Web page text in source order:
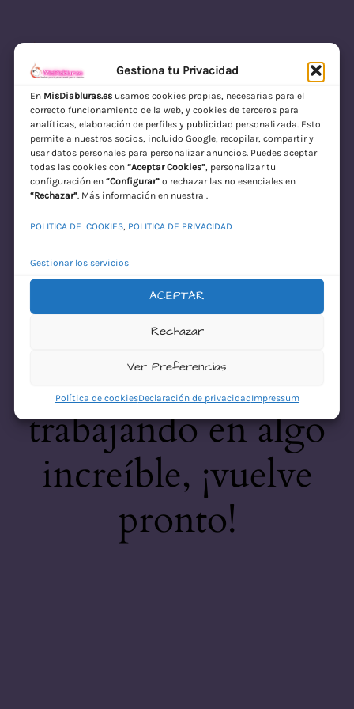
Gestiona tu Privacidad
En MisDiabluras.esusamos cookies propias, necesarias para el
correcto funcionamiento de la web, y cookies de terceros para
analíticas, elaboración de perfiles y publicidad personalizada. Esto
permite a nuestros socios, incluido Google, recopilar, compartir y
usar datos personales para personalizar anuncios. Puedes aceptar
todas las cookies con “Aceptar Cookies”, personalizar tu
configuración en “Configurar”o rechazar las no esenciales en
“Rechazar”. Más información en nuestra .
POLITICA DE COOKIES, POLITICA DE PRIVACIDAD
Gestionar los servicios
ACEPTAR
Rechazar
Ver Preferencias
Política de cookiesDeclaración de privacidadImpressum
MisDiabluras | Sexshop Online con Envío
Discreto en España
Acceder
¡Disculpa este
desastre! Estamos
trabajando en algo
increíble, ¡vuelve
pronto!